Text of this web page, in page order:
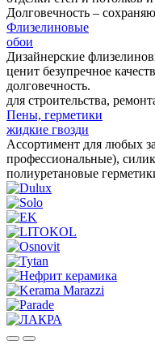
Долговечность –
Флизелиновые
обои
Дизайнерские
ценит безупречное
долговечность.
для строительства,
Пены, герметики
жидкие гвозди
Ассортимент для любых
профессиональные),
полиуретановые